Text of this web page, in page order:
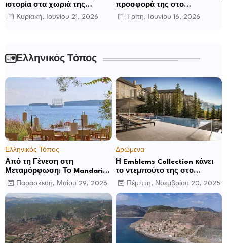
ιστορία στα χωριά της
Ρούμελης
Κυριακή, Ιουνίου 21, 2026
προσφορά της στο
παγκόσμιο γίγνεσθαι.
Τρίτη, Ιουνίου 16, 2026
Ελληνικός Τόπος
Ελληνικός Τόπος
Από τη Γένεση στη
Μεταμόρφωση: Το Mandarin
Oriental, Costa Navarino
αποκαλύπτει μια νέα σεζόν
βιωματικών εμπειριών
Παρασκευή, Μαΐου 29, 2026
Δρώμενα
Η Emblems Collection κάνει
το ντεμπούτο της στο
Ηνωμένο Βασίλειο με το
Luckham Park Hotel & Spa
και ανακοινώνει άλλα έξι
ανοίγματα για το 2026 και
μετά
Πέμπτη, Νοεμβρίου 20, 2025